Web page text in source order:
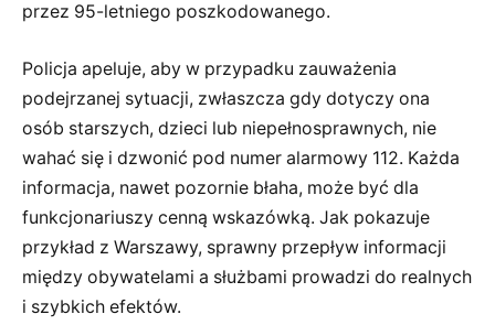
przez 95-letniego poszkodowanego.
Policja apeluje, aby w przypadku zauważenia
podejrzanej sytuacji, zwłaszcza gdy dotyczy ona
osób starszych, dzieci lub niepełnosprawnych, nie
wahać się i dzwonić pod numer alarmowy 112. Każda
informacja, nawet pozornie błaha, może być dla
funkcjonariuszy cenną wskazówką. Jak pokazuje
przykład z Warszawy, sprawny przepływ informacji
między obywatelami a służbami prowadzi do realnych
i szybkich efektów.